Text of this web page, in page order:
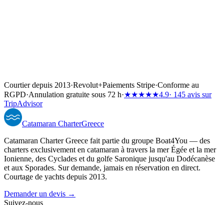
Courtier depuis 2013·Revolut+Paiements Stripe·Conforme au
RGPD·Annulation gratuite sous 72 h·★★★★★4.9· 145 avis sur
TripAdvisor
Catamaran CharterGreece
Catamaran Charter Greece fait partie du groupe Boat4You — des
charters exclusivement en catamaran à travers la mer Égée et la mer
Ionienne, des Cyclades et du golfe Saronique jusqu'au Dodécanèse
et aux Sporades. Sur demande, jamais en réservation en direct.
Courtage de yachts depuis 2013.
Demander un devis →
Suivez-nous